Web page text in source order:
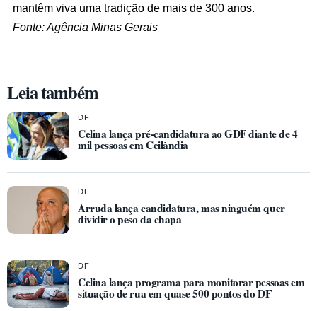
mantêm viva uma tradição de mais de 300 anos.
Fonte: Agência Minas Gerais
Leia também
DF
Celina lança pré-candidatura ao GDF diante de 4
mil pessoas em Ceilândia
DF
Arruda lança candidatura, mas ninguém quer
dividir o peso da chapa
DF
Celina lança programa para monitorar pessoas em
situação de rua em quase 500 pontos do DF